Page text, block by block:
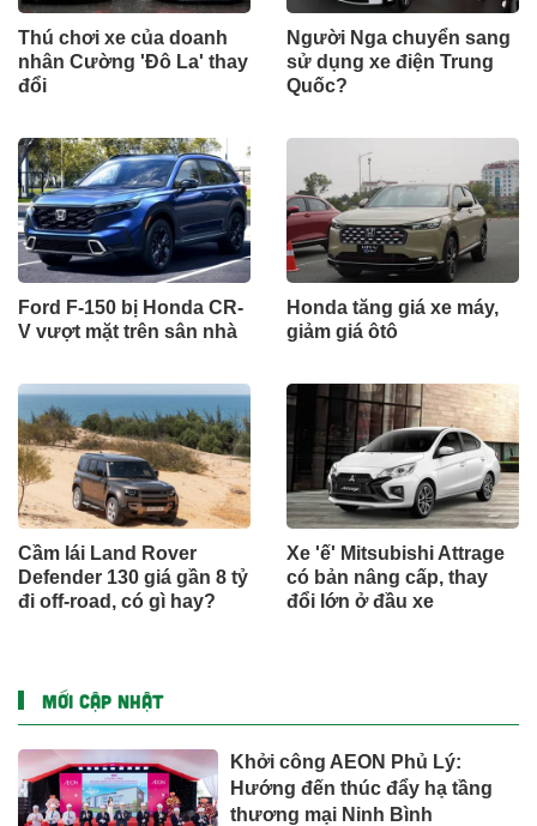
Thú chơi xe của doanh
nhân Cường 'Đô La' thay
đổi
Người Nga chuyển sang
sử dụng xe điện Trung
Quốc?
Ford F-150 bị Honda CR-
V vượt mặt trên sân nhà
Honda tăng giá xe máy,
giảm giá ôtô
Cầm lái Land Rover
Defender 130 giá gần 8 tỷ
đi off-road, có gì hay?
Xe 'ế' Mitsubishi Attrage
có bản nâng cấp, thay
đổi lớn ở đầu xe
MỚI CẬP NHẬT
Khởi công AEON Phủ Lý:
Hướng đến thúc đẩy hạ tầng
thương mại Ninh Bình